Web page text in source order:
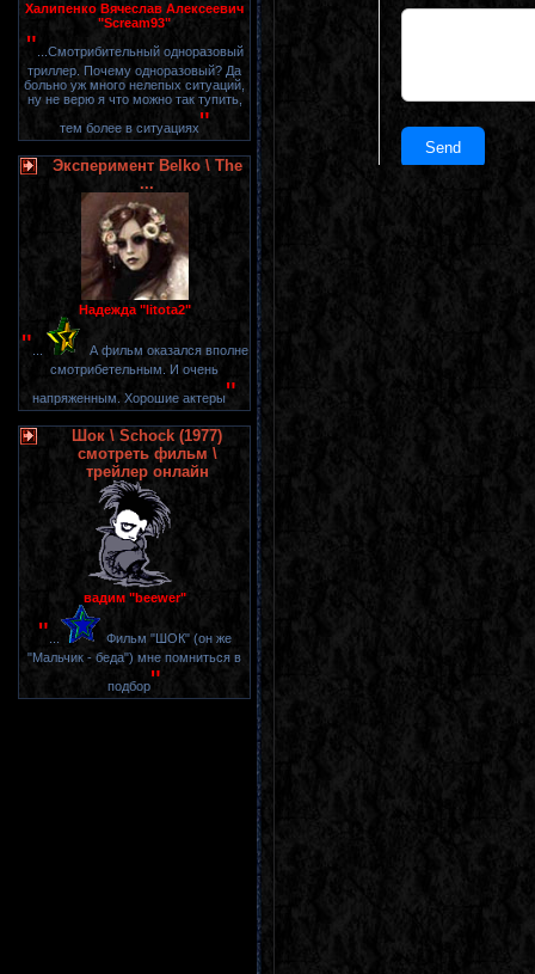
Халипенко Вячеслав Алексеевич
"Scream93"
" ...Смотрибительный одноразовый
триллер. Почему одноразовый? Да
больно уж много нелепых ситуаций,
ну не верю я что можно так тупить,
тем более в ситуациях"
Эксперимент Belko \ The
...
Надежда "litota2"
"
А фильм оказался вполне
смотрибетельным. И очень
напряженным. Хорошие актеры"
Шок \ Schock (1977)
смотреть фильм \
трейлер онлайн
вадим "beewer"
"
Фильм "ШОК" (он же
"Мальчик - беда") мне помниться в
подбор"